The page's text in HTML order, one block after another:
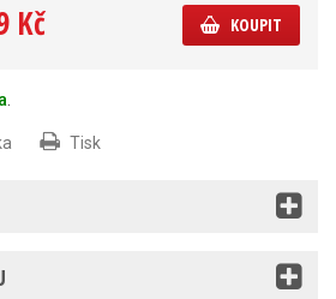
Kč KOUPIT
Tisk